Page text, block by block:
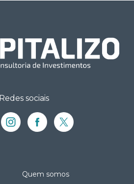
Redes sociais
Quem somos